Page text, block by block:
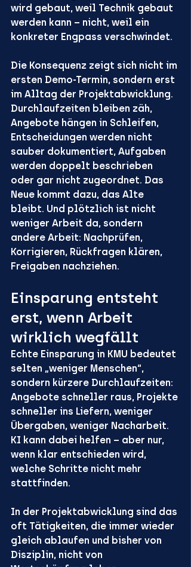
wird gebaut, weil Technik gebaut
werden kann – nicht, weil ein
konkreter Engpass verschwindet.
Die Konsequenz zeigt sich nicht im
ersten Demo-Termin, sondern erst
im Alltag der Projektabwicklung.
Durchlaufzeiten bleiben zäh,
Angebote hängen in Schleifen,
Entscheidungen werden nicht
sauber dokumentiert, Aufgaben
werden doppelt beschrieben
oder gar nicht zugeordnet. Das
Neue kommt dazu, das Alte
bleibt. Und plötzlich ist nicht
weniger Arbeit da, sondern
andere Arbeit: Nachprüfen,
Korrigieren, Rückfragen klären,
Freigaben nachziehen.
Einsparung entsteht
erst, wenn Arbeit
wirklich wegfällt
Echte Einsparung in KMU bedeutet
selten „weniger Menschen“,
sondern kürzere Durchlaufzeiten:
Angebote schneller raus, Projekte
schneller ins Liefern, weniger
Übergaben, weniger Nacharbeit.
KI kann dabei helfen – aber nur,
wenn klar entschieden wird,
welche Schritte nicht mehr
stattfinden.
In der Projektabwicklung sind das
oft Tätigkeiten, die immer wieder
gleich ablaufen und bisher von
Disziplin, nicht von